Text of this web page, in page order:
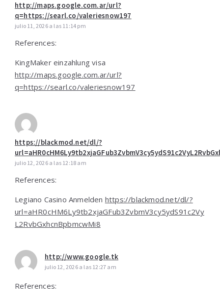
http://maps.google.com.ar/url?
q=https://searl.co/valeriesnow197
julio 11, 2026 a las 11:14 pm
References:
KingMaker einzahlung visa
http://maps.google.com.ar/url?
q=https://searl.co/valeriesnow197
https://blackmod.net/dl/?
julio 12, 2026 a las 12:18 am
References:
Legiano Casino Anmelden https://blackmod.net/dl/?
url=aHR0cHM6Ly9tb2xjaGFub3ZvbmV3cy5ydS91c2Vy
L2RvbGxhcnBpbmcwMi8
http://www.google.tk
julio 12, 2026 a las 12:27 am
References: